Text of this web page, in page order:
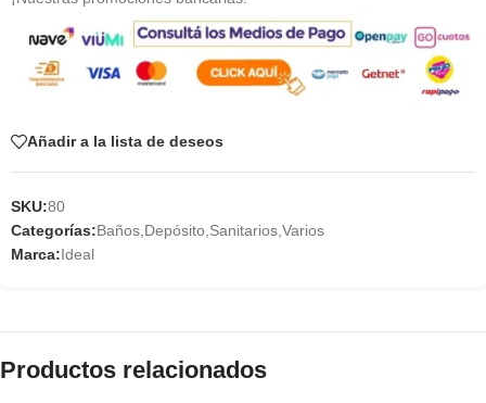
Añadir a la lista de deseos
SKU:80
Categorías:Baños Depósito Sanitarios Varios
Marca:Ideal
Productos relacionados